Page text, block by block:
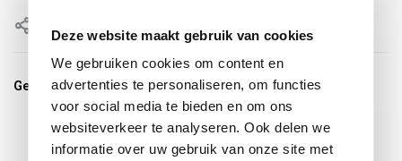
Deze website maakt gebruik van cookies
We gebruiken cookies om content en
advertenties te personaliseren, om functies
voor social media te bieden en om ons
websiteverkeer te analyseren. Ook delen we
informatie over uw gebruik van onze site met
Gerelateerde producten